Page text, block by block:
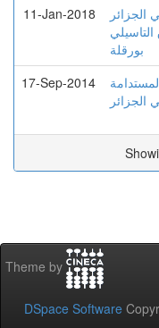
11-Jan-2018
الجزائر
بورقلة
17-Sep-2014
الجزائر
Theme by
DSpace Software